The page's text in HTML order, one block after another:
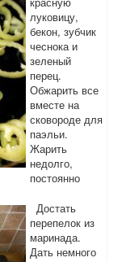
луковицу,
бекон, зубчик
чеснока и
зеленый
перец.
Обжарить все
вместе на
сковороде для
паэльи.
Жарить
недолго,
постоянно
Достать
перепелок из
маринада.
Дать немного